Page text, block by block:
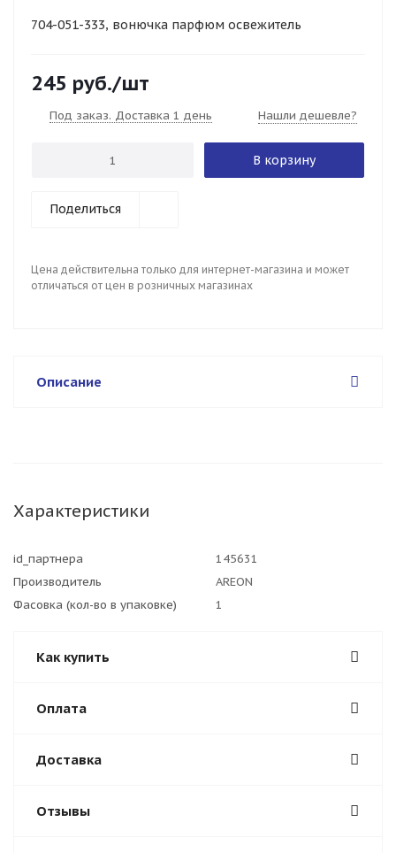
704-051-333, вонючка парфюм освежитель
245 руб./шт
Под заказ. Доставка 1 день Нашли дешевле?
В корзину
Поделиться
Цена действительна только для интернет-магазина и может
отличаться от цен в розничных магазинах
Описание
Характеристики
id_партнера
145631
Производитель
AREON
Фасовка (кол-во в упаковке)
1
Как купить
Оплата
Доставка
Отзывы